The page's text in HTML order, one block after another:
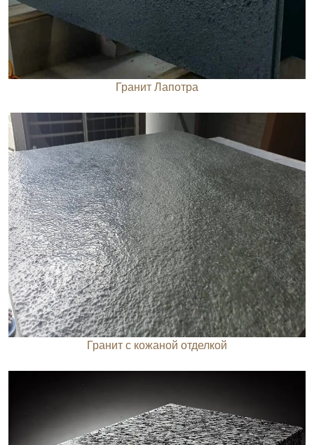
Гранит Лапотра
Гранит с кожаной отделкой